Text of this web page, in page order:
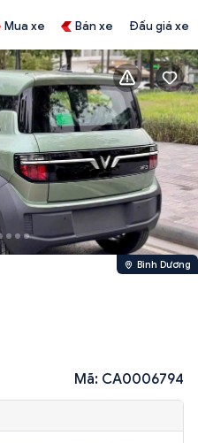
Mua xe Bán xe Đấu giá xe
Bình Dương
Mã: CA0006794